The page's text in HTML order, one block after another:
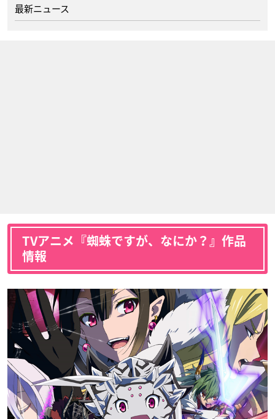
最新ニュース
TVアニメ『蜘蛛ですが、なにか？』作品
情報